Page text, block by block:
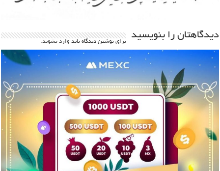
دیدگاهتان را بنویسید
برای نوشتن دیدگاه باید وارد بشوید.